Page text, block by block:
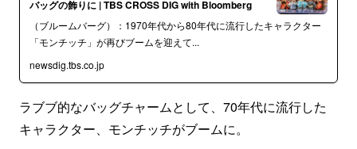
バッグの飾りに | TBS CROSS DIG with Bloomberg
（ブルームバーグ）：1970年代から80年代に流行したキャラクター
「モンチッチ」が再びブームを迎えて...
newsdig.tbs.co.jp
ラブブ的なバッグチャームとして、70年代に流行した
キャラクター、モンチッチがブームに。